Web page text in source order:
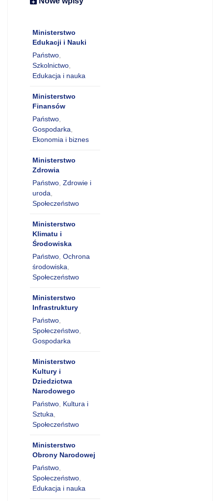
Ministerstwo
Edukacji i Nauki
Państwo
Szkolnictwo
Edukacja i nauka
Ministerstwo
Finansów
Państwo
Gospodarka
Ekonomia i biznes
Ministerstwo
Zdrowia
Państwo Zdrowie i
uroda
Społeczeństwo
Ministerstwo
Klimatu i
Środowiska
Państwo Ochrona
środowiska
Społeczeństwo
Ministerstwo
Infrastruktury
Państwo
Społeczeństwo
Gospodarka
Ministerstwo
Kultury i
Dziedzictwa
Narodowego
Państwo Kultura i
Sztuka
Społeczeństwo
Ministerstwo
Obrony Narodowej
Państwo
Społeczeństwo
Edukacja i nauka